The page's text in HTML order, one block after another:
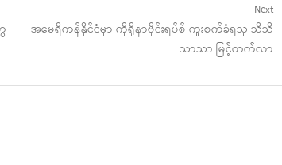
Next
Next
အမေရိကန်နိုင်ငံမှာ ကိုရိုနာဗိုင်းရပ်စ် ကူးစက်ခံရသူ သိသိ
သာသာ မြင့်တက်လာ